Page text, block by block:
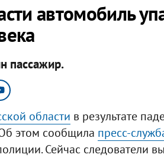
автомобиль
пассажир.
области в результате
этом сообщила пресс-
Сейчас следователи